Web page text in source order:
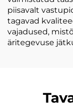
piisavalt
tagavad
vajadused,
äritegevuse